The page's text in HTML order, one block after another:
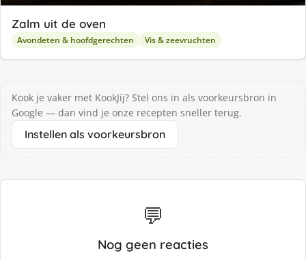
Zalm uit de oven
Avondeten & hoofdgerechten Vis & zeevruchten
Kook je vaker met KookJij? Stel ons in als voorkeursbron in
Google — dan vind je onze recepten sneller terug.
Instellen als voorkeursbron
💬
Nog geen reacties